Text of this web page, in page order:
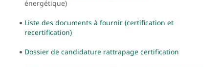
énergétique)
Liste des documents à fournir (certification et
recertification)
Dossier de candidature rattrapage certification